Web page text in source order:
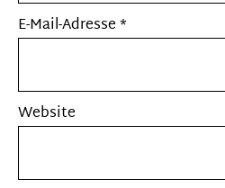
E-Mail-Adresse*
Website